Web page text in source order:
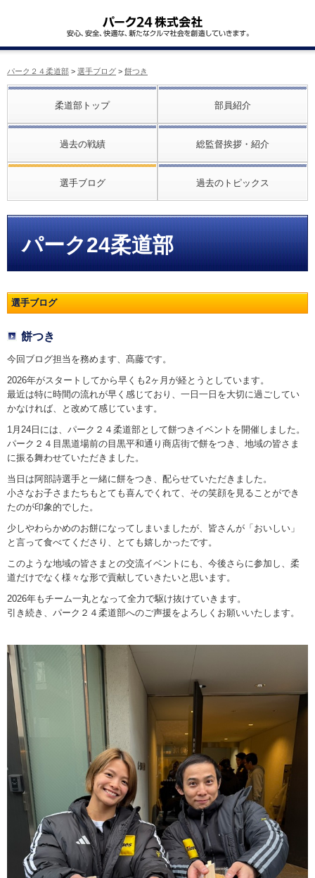
パーク２４柔道部 > 選手ブログ > 餅つき
柔道部トップ 部員紹介
過去の戦績 総監督挨拶・紹介
選手ブログ 過去のトピックス
パーク24柔道部
選手ブログ
餅つき
今回ブログ担当を務めます、髙藤です。
2026年がスタートしてから早くも2ヶ月が経とうとしています。
最近は特に時間の流れが早く感じており、一日一日を大切に過ごしてい
かなければ、と改めて感じています。
1月24日には、パーク２４柔道部として餅つきイベントを開催しました。
パーク２４目黒道場前の目黒平和通り商店街で餅をつき、地域の皆さま
に振る舞わせていただきました。
当日は阿部詩選手と一緒に餅をつき、配らせていただきました。
小さなお子さまたちもとても喜んでくれて、その笑顔を見ることができ
たのが印象的でした。
少しやわらかめのお餅になってしまいましたが、皆さんが「おいしい」
と言って食べてくださり、とても嬉しかったです。
このような地域の皆さまとの交流イベントにも、今後さらに参加し、柔
道だけでなく様々な形で貢献していきたいと思います。
2026年もチーム一丸となって全力で駆け抜けていきます。
引き続き、パーク２４柔道部へのご声援をよろしくお願いいたします。